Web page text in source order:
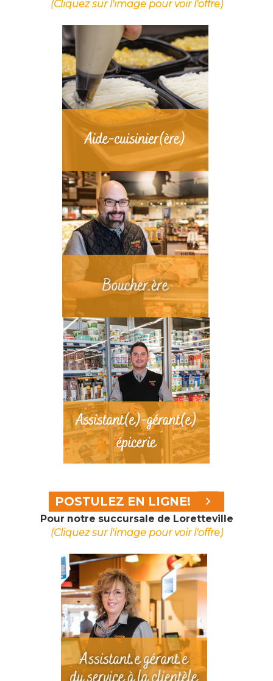
(Cliquez sur l'image pour voir l'offre)
POSTULEZ EN LIGNE!
Pour notre succursale de Loretteville
(Cliquez sur l'image pour voir l'offre)